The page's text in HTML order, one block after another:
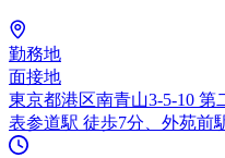
勤務地
面接地
東京都港区南青山3-5-10 第
表参道駅 徒歩7分、外苑前